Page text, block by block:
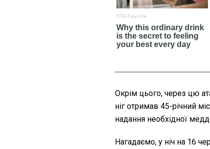
Окрім цього, через цю
ніг отримав 45-річний
надання необхідної
Нагадаємо, у ніч на 16